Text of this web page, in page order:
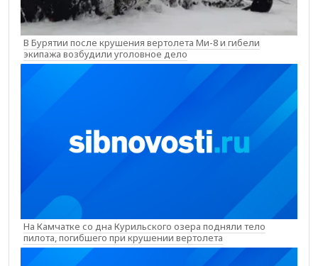
В Бурятии после крушения вертолета Ми-8 и гибели
экипажа возбудили уголовное дело
На Камчатке со дна Курильского озера подняли тело
пилота, погибшего при крушении вертолета